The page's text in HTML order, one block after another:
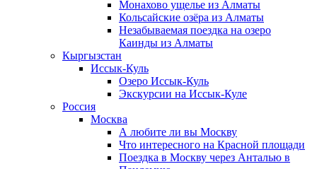
Монахово ущелье из Алматы
Кольсайские озёра из Алматы
Незабываемая поездка на озеро
Каинды из Алматы
Кыргызстан
Иссык-Куль
Озеро Иссык-Куль
Экскурсии на Иссык-Куле
Россия
Москва
А любите ли вы Москву
Что интересного на Красной площади
Поездка в Москву через Анталью в